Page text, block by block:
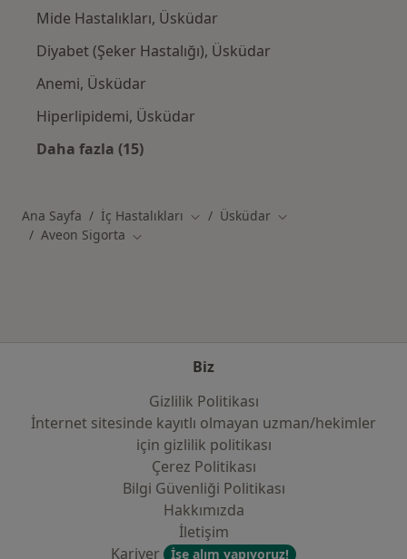
Mide Hastalıkları, Üsküdar
Diyabet (Şeker Hastalığı), Üsküdar
Anemi, Üsküdar
Hiperlipidemi, Üsküdar
Daha fazla (15)
Ana Sayfa İç Hastalıkları Şehir değiştir
Üsküdar Şehir değiştir
Aveon Sigorta Şehir değiştir
Biz
Gizlilik Politikası
İnternet sitesinde kayıtlı olmayan uzman/hekimler
i̇çin gizlilik politikası
Çerez Politikası
Bilgi Güvenliği Politikası
Hakkımızda
İletişim
Kariyer
İşe alım yapıyoruz!